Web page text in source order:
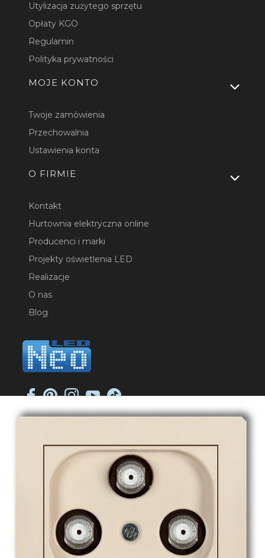
Utylizacja zużytego sprzętu
Opłaty KGO
Regulamin
Polityka prywatności
MOJE KONTO
Twoje zamówienia
Przechowalnia
Ustawienia konta
O FIRMIE
Kontakt
Hurtownia elektryczna online
Producenci i marki
Projekty oświetlenia LED
Realizacje
O nas
Blog
ul. Jana Długosza 2
51-162 Wrocław
NIP: 8951925233
sklep@neoled.pl